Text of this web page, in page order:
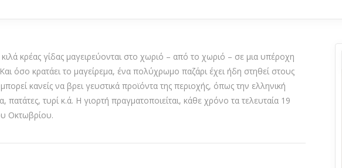
κρέας γίδας μαγειρεύονται στο χωριό – από το χωριό – σε μια υπέροχη
όσο κρατάει το μαγείρεμα, ένα πολύχρωμο παζάρι έχει ήδη στηθεί στους
κανείς να βρει γευστικά προϊόντα της περιοχής, όπως την ελληνική
τυρί κ.ά. Η γιορτή πραγματοποιείται, κάθε χρόνο τα τελευταία 19
Οκτωβρίου.